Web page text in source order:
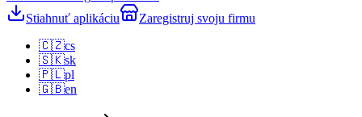
Stiahnuť aplikáciu
Zaregistruj svoju firmu
🇨🇿cs
🇸🇰sk
🇵🇱pl
🇬🇧en